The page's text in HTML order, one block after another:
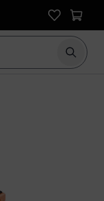
klientów